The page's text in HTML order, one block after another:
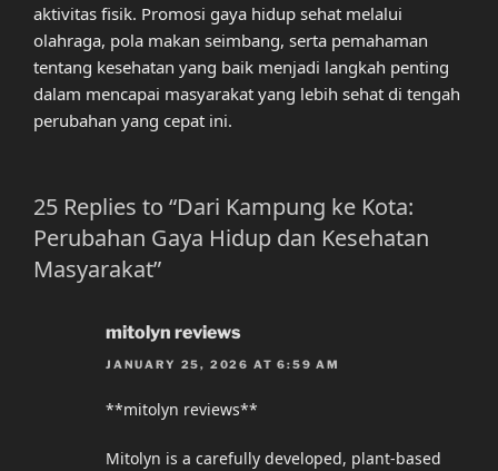
aktivitas fisik. Promosi gaya hidup sehat melalui
olahraga, pola makan seimbang, serta pemahaman
tentang kesehatan yang baik menjadi langkah penting
dalam mencapai masyarakat yang lebih sehat di tengah
perubahan yang cepat ini.
25 Replies to “Dari Kampung ke Kota:
Perubahan Gaya Hidup dan Kesehatan
Masyarakat”
mitolyn reviews
JANUARY 25, 2026 AT 6:59 AM
**mitolyn reviews**
Mitolyn is a carefully developed, plant-based